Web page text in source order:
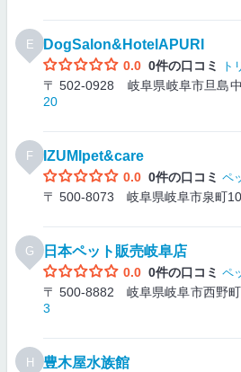
E DogSalon&HotelAPURI
0.0 0件の口コミ ト
〒 502-0928 岐阜県岐阜市旦島
20
F IZUMIpet&care
0.0 0件の口コミ ペ
〒 500-8073 岐阜県岐阜市泉町
G 日本ペット販売岐阜店
0.0 0件の口コミ ペ
〒 500-8882 岐阜県岐阜市西野
3
H 豊木屋水族館